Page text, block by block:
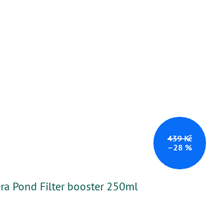
439 Kč
–28 %
Pond Filter booster 250ml